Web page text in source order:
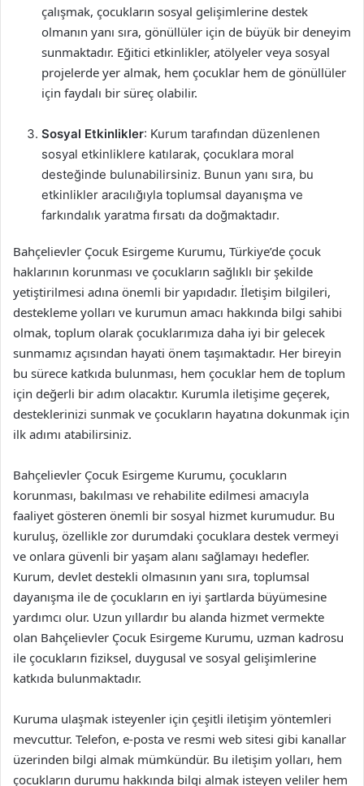
çalışmak, çocukların sosyal gelişimlerine destek
olmanın yanı sıra, gönüllüler için de büyük bir deneyim
sunmaktadır. Eğitici etkinlikler, atölyeler veya sosyal
projelerde yer almak, hem çocuklar hem de gönüllüler
için faydalı bir süreç olabilir.
Sosyal Etkinlikler: Kurum tarafından düzenlenen
sosyal etkinliklere katılarak, çocuklara moral
desteğinde bulunabilirsiniz. Bunun yanı sıra, bu
etkinlikler aracılığıyla toplumsal dayanışma ve
farkındalık yaratma fırsatı da doğmaktadır.
Bahçelievler Çocuk Esirgeme Kurumu, Türkiye’de çocuk
haklarının korunması ve çocukların sağlıklı bir şekilde
yetiştirilmesi adına önemli bir yapıdadır. İletişim bilgileri,
destekleme yolları ve kurumun amacı hakkında bilgi sahibi
olmak, toplum olarak çocuklarımıza daha iyi bir gelecek
sunmamız açısından hayati önem taşımaktadır. Her bireyin
bu sürece katkıda bulunması, hem çocuklar hem de toplum
için değerli bir adım olacaktır. Kurumla iletişime geçerek,
desteklerinizi sunmak ve çocukların hayatına dokunmak için
ilk adımı atabilirsiniz.
Bahçelievler Çocuk Esirgeme Kurumu, çocukların
korunması, bakılması ve rehabilite edilmesi amacıyla
faaliyet gösteren önemli bir sosyal hizmet kurumudur. Bu
kuruluş, özellikle zor durumdaki çocuklara destek vermeyi
ve onlara güvenli bir yaşam alanı sağlamayı hedefler.
Kurum, devlet destekli olmasının yanı sıra, toplumsal
dayanışma ile de çocukların en iyi şartlarda büyümesine
yardımcı olur. Uzun yıllardır bu alanda hizmet vermekte
olan Bahçelievler Çocuk Esirgeme Kurumu, uzman kadrosu
ile çocukların fiziksel, duygusal ve sosyal gelişimlerine
katkıda bulunmaktadır.
Kuruma ulaşmak isteyenler için çeşitli iletişim yöntemleri
mevcuttur. Telefon, e-posta ve resmi web sitesi gibi kanallar
üzerinden bilgi almak mümkündür. Bu iletişim yolları, hem
çocukların durumu hakkında bilgi almak isteyen veliler hem